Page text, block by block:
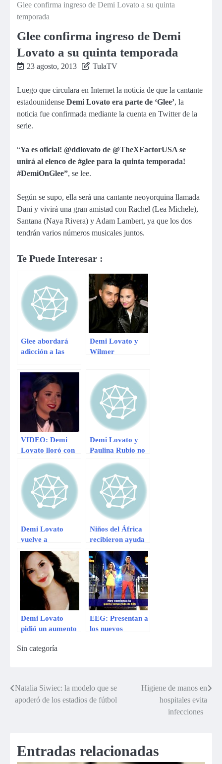
Glee confirma ingreso de Demi Lovato a su quinta
temporada
Glee confirma ingreso de Demi
Lovato a su quinta temporada
23 agosto, 2013 TulaTV
Luego que circulara en Internet la noticia de que la cantante
estadounidense Demi Lovato era parte de ‘Glee’, la
noticia fue confirmada mediante la cuenta en Twitter de la
serie.
“Ya es oficial! @ddlovato de @TheXFactorUSA se
unirá al elenco de #glee para la quinta temporada!
#DemiOnGlee”, se lee.
Según se supo, ella será una cantante neoyorquina llamada
Dani y vivirá una gran amistad con Rachel (Lea Michele),
Santana (Naya Rivera) y Adam Lambert, ya que los dos
tendrán varios números musicales juntos.
Te Puede Interesar :
Glee abordará
adicción a las
muerte de Cory
Monteith
Demi Lovato y
Wilmer
¿Rumbo al altar?
VIDEO: Demi
Lovato lloró con
‘Wake Me Up’ en
The X Factor
Demi Lovato y
Paulina Rubio no
en programa de
Talentos
Demi Lovato
vuelve a
mostrarse sin
maquillaje en
redes sociales
Niños del África
recibieron ayuda
de Demi Lovato
Demi Lovato
pidió un aumento
regalo de Navidad
EEG: Presentan a
los nuevos
Sin categoría
Navegación
Natalia Siwiec: la modelo que se
apoderó de los estadios de fútbol
Higiene de manos en
hospitales evita
infecciones
Entradas relacionadas